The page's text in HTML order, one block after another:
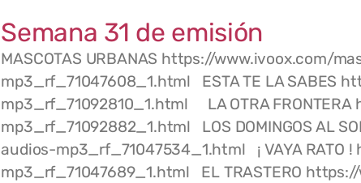
Semana 31 de emisión
MASCOTAS URBANAS https://www.ivoox.com/
mp3_rf_71047608_1.html ESTA TE LA SABES
mp3_rf_71092810_1.html LA OTRA
mp3_rf_71092882_1.html LOS DOMINGOS AL
audios-mp3_rf_71047534_1.html ¡ VAYA
mp3_rf_71047689_1.html EL TRASTERO